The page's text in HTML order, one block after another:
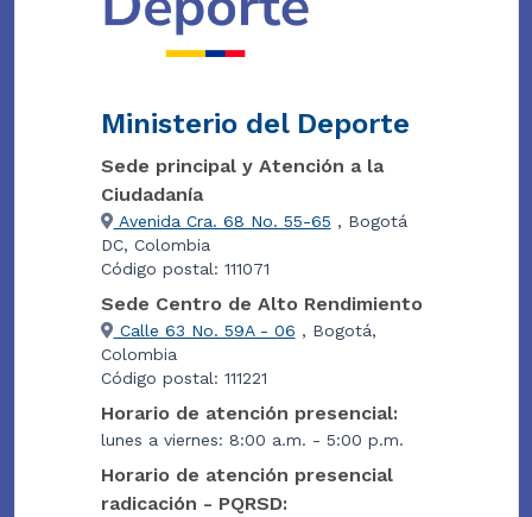
Ministerio del Deporte
Sede principal y Atención a la
Ciudadanía
Avenida Cra. 68 No. 55-65 , Bogotá
DC, Colombia
Código postal: 111071
Sede Centro de Alto Rendimiento
Calle 63 No. 59A - 06 , Bogotá,
Colombia
Código postal: 111221
Horario de atención presencial:
lunes a viernes: 8:00 a.m. - 5:00 p.m.
Horario de atención presencial
radicación - PQRSD: